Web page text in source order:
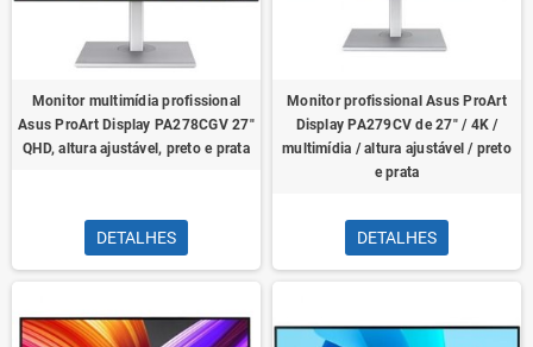
Monitor multimídia profissional
Asus ProArt Display PA278CGV 27"
QHD, altura ajustável, preto e prata
DETALHES
Monitor profissional Asus ProArt
Display PA279CV de 27" / 4K /
multimídia / altura ajustável / preto
e prata
DETALHES